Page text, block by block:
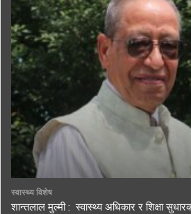
स्वास्थ्य विशेष
शान्तलाल मुल्मी : स्वास्थ्य अधिकार र शिक्षा